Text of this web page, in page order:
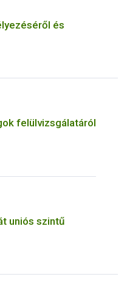
és
felülvizsgálatáról
uniós szintű